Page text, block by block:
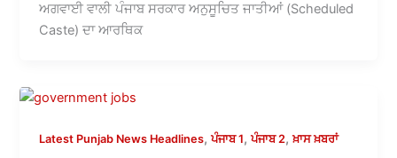
ਅਗਵਾਈ ਵਾਲੀ ਪੰਜਾਬ ਸਰਕਾਰ ਅਨੁਸੂਚਿਤ ਜਾਤੀਆਂ (Scheduled
Caste) ਦਾ ਆਰਥਿਕ
Latest Punjab News Headlines,ਪੰਜਾਬ 1,ਪੰਜਾਬ 2,ਖ਼ਾਸ ਖ਼ਬਰਾਂ